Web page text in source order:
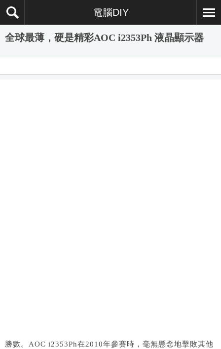
電腦DIY
全球最薄，硬是精彩AOC i2353Ph 液晶顯示器
勝數。AOC i2353Ph在2010年參賽時，毫無懸念地擊敗其他